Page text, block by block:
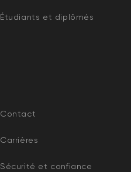
Étudiants et diplômés
Contact
Carrières
Sécurité et confiance